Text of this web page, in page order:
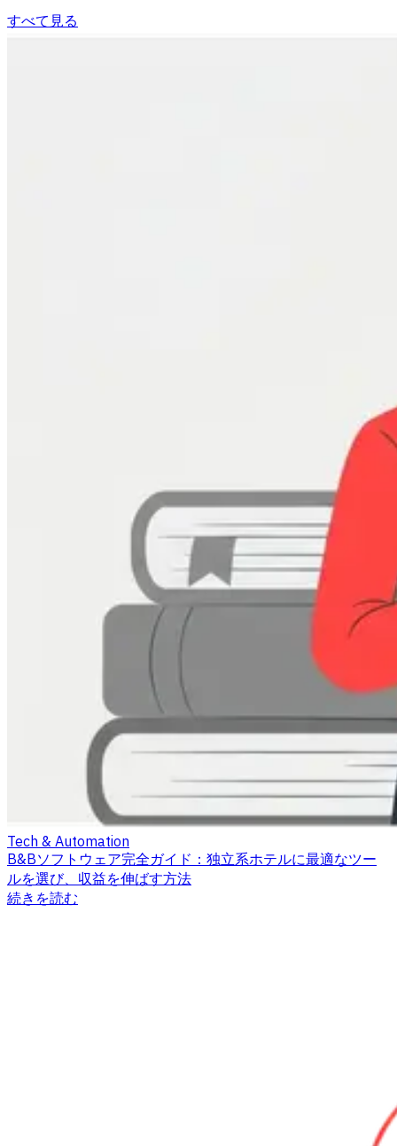
すべて見る
Tech & Automation
B&Bソフトウェア完全ガイド：独立系ホテルに最適なツー
ルを選び、収益を伸ばす方法
続きを読む